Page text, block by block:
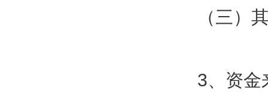
（三）
3、资金